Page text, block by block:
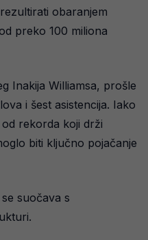
obaranjem
preko 100 miliona
Inakija Williamsa, prošle
i šest asistencija. Iako
rekorda koji drži
biti ključno pojačanje
suočava s